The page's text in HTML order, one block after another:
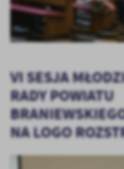
VI SESJA
RADY POWIATU
NA LOGO